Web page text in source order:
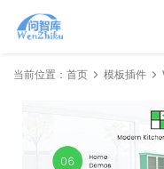
当前位置： 首页 模板插件